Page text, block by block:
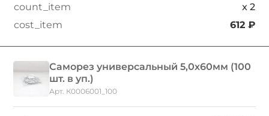
x 2
612₽
Саморез универсальный 5,0х60мм (100
шт. в уп.)
Арт. К0006001_100